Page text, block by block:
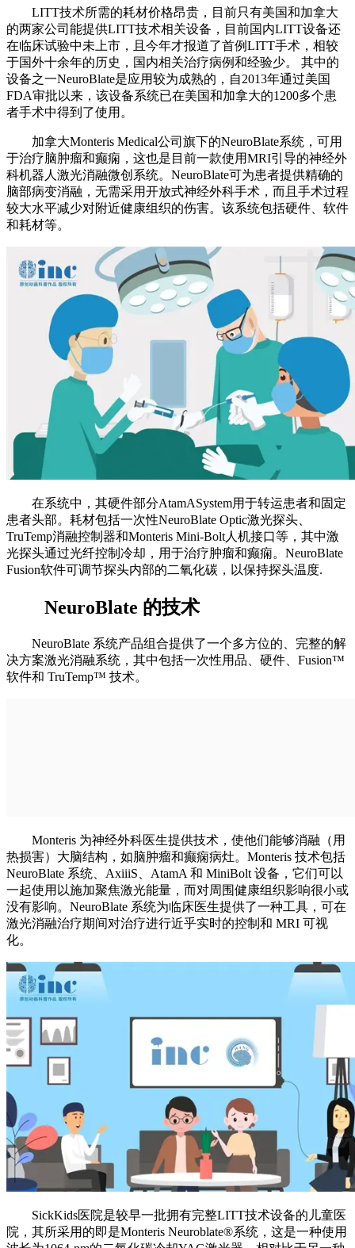
LITT技术所需的耗材价格昂贵，目前只有美国和加拿大
的两家公司能提供LITT技术相关设备，目前国内LITT设备还
在临床试验中未上市，且今年才报道了首例LITT手术，相较
于国外十余年的历史，国内相关治疗病例和经验少。 其中的
设备之一NeuroBlate是应用较为成熟的，自2013年通过美国
FDA审批以来，该设备系统已在美国和加拿大的1200多个患
者手术中得到了使用。
加拿大Monteris Medical公司旗下的NeuroBlate系统，可用
于治疗脑肿瘤和癫痫，这也是目前一款使用MRI引导的神经外
科机器人激光消融微创系统。NeuroBlate可为患者提供精确的
脑部病变消融，无需采用开放式神经外科手术，而且手术过程
较大水平减少对附近健康组织的伤害。该系统包括硬件、软件
和耗材等。
在系统中，其硬件部分AtamASystem用于转运患者和固定
患者头部。耗材包括一次性NeuroBlate Optic激光探头、
TruTemp消融控制器和Monteris Mini-Bolt人机接口等，其中激
光探头通过光纤控制冷却，用于治疗肿瘤和癫痫。NeuroBlate
Fusion软件可调节探头内部的二氧化碳，以保持探头温度.
NeuroBlate 的技术
NeuroBlate 系统产品组合提供了一个多方位的、完整的解
决方案激光消融系统，其中包括一次性用品、硬件、Fusion™
软件和 TruTemp™ 技术。
Monteris 为神经外科医生提供技术，使他们能够消融（用
热损害）大脑结构，如脑肿瘤和癫痫病灶。Monteris 技术包括
NeuroBlate 系统、AxiiiS、AtamA 和 MiniBolt 设备，它们可以
一起使用以施加聚焦激光能量，而对周围健康组织影响很小或
没有影响。NeuroBlate 系统为临床医生提供了一种工具，可在
激光消融治疗期间对治疗进行近乎实时的控制和 MRI 可视
化。
SickKids医院是较早一批拥有完整LITT技术设备的儿童医
院，其所采用的即是Monteris Neuroblate®系统，这是一种使用